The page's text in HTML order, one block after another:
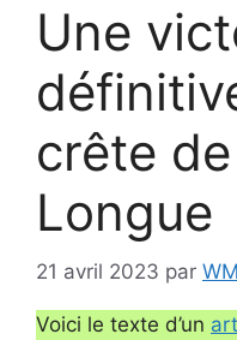
Une
crête
Longue
21 avril 2023 par
Voici le texte d’un